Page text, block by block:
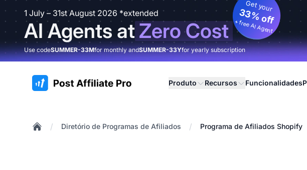
1 July – 31st August 2026 *extended
AI Agents atZero Cost
Get your
33% off
+ free AI Agent
Use codeSUMMER-33Mfor monthly andSUMMER-33Yfor yearly subscription
:site.title Produto Recursos Funcionalidades
/ Diretório de Programas de Afiliados / Programa de Afiliados Shopify